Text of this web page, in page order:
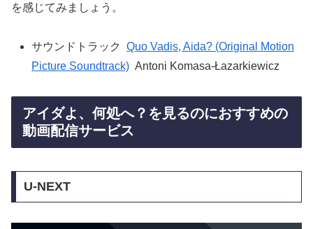
を感じてみましょう。
サウンドトラック
Quo Vadis, Aida? (Original Motion
Picture Soundtrack) Antoni Komasa-Łazarkiewicz
アイダよ、何処へ？を見るのにおすすめの
動画配信サービス
U-NEXT